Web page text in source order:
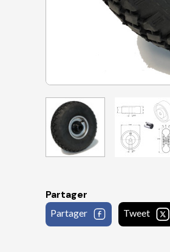
Partager
Partager Tweet